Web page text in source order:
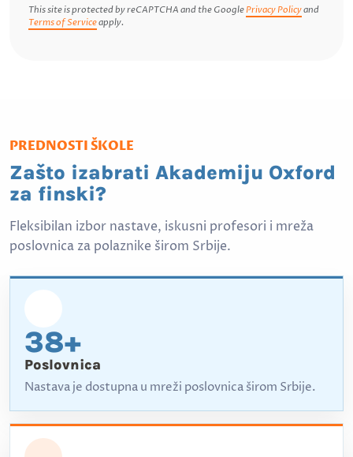
This site is protected by reCAPTCHA and the Google Privacy Policyand
Terms of Serviceapply.
PREDNOSTI ŠKOLE
Zašto izabrati Akademiju Oxford
za finski?
Fleksibilan izbor nastave, iskusni profesori i mreža
poslovnica za polaznike širom Srbije.
38+
Poslovnica
Nastava je dostupna u mreži poslovnica širom Srbije.